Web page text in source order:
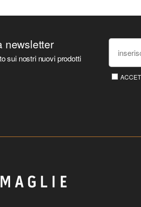
newsletter
sui nostri nuovi prodotti